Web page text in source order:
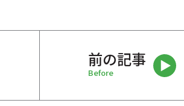
前の記事
Before